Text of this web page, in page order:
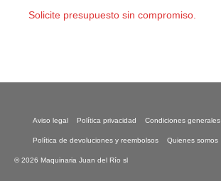
Solicite presupuesto sin compromiso.
Aviso legal Política privacidad Condiciones generales
Política de devoluciones y reembolsos Quienes somos
© 2026 Maquinaria Juan del Río sl